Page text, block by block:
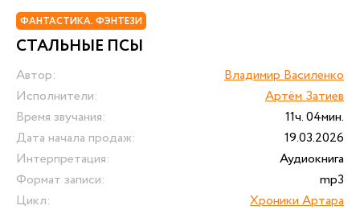
ФАНТАСТИКА. ФЭНТЕЗИ
СТАЛЬНЫЕ ПСЫ
Автор:
Владимир Василенко
Исполнители:
Артём Затиев
Время звучания:
11ч. 04мин.
Дата начала продаж:
19.03.2026
Интерпретация:
Аудиокнига
Формат записи:
mp3
Цикл:
Хроники Артара